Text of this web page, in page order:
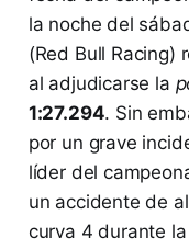
la noche del
(Red Bull Racing)
al adjudicarse la
1:27.294. Sin
por un grave
líder del
un accidente de
curva 4 durante